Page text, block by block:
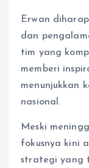
Erwan
dan
tim yang
memberi
menunjukkan
nasional.
Meski
fokusnya kini
strategi yang